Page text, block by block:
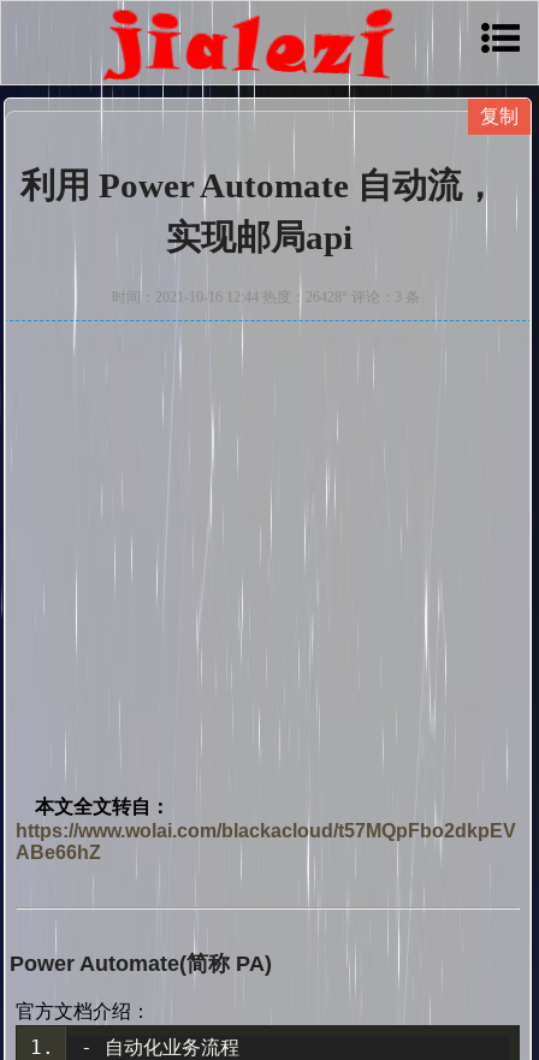
利用 Power Automate 自动流，
实现邮局api
时间：2021-10-16 12:44 热度：26428° 评论：3 条
本文全文转自：
https://www.wolai.com/blackacloud/t57MQpFbo2dkpEV
ABe66hZ
Power Automate(简称 PA)
官方文档介绍：
- 自动化业务流程